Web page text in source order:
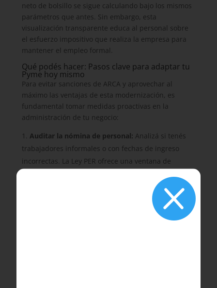
neto de bolsillo se sigue calculando bajo los mismos
parámetros que antes. Sin embargo, esta
visualización transparente educa al personal sobre
el esfuerzo impositivo que realiza la empresa para
mantener el empleo formal.
Qué podés hacer: Pasos clave para adaptar tu
Pyme hoy mismo
Para evitar sanciones de ARCA y aprovechar al
máximo las ventajas de esta modernización, es
fundamental tomar medidas proactivas en la
administración de tu negocio:
Auditar la nómina de personal: Analizá si tenés
trabajadores informales o con fechas de ingreso
incorrectas. La Ley PER ofrece una ventana de
multas y el reconocimiento de hasta 5 años de
aportes. Es el momento ideal para sanear el pasivo
